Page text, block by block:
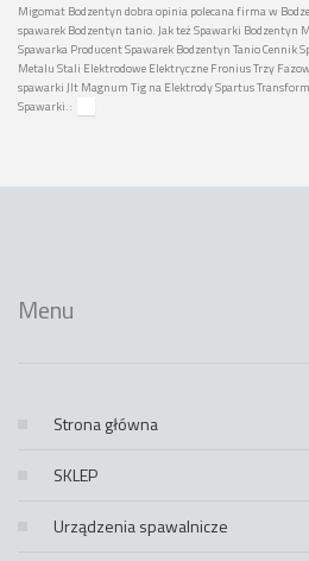
Migomat Bodzentyn dobra opinia polecana firma w
spawarek Bodzentyn tanio. Jak też Spawarki Bodzentyn
Spawarka Producent Spawarek Bodzentyn Tanio
Metalu Stali Elektrodowe Elektryczne Fronius Trzy
spawarki Jlt Magnum Tig na Elektrody Spartus
Spawarki.:
Menu
Strona główna
SKLEP
Urządzenia spawalnicze